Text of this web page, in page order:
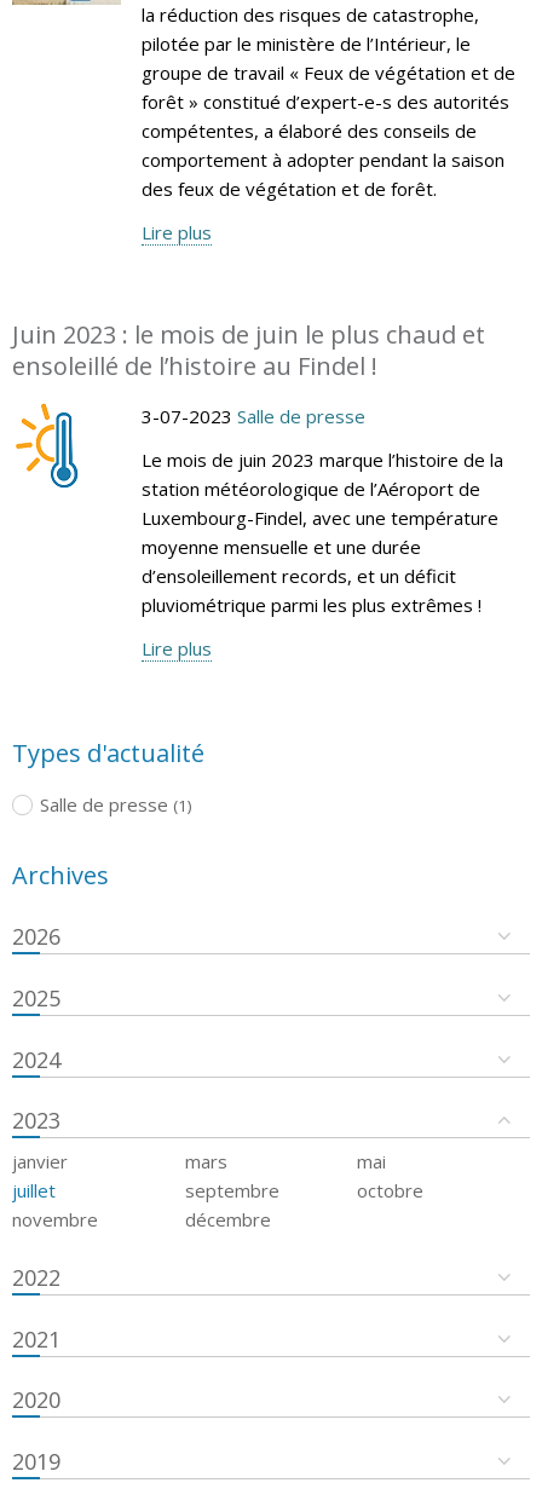
la réduction des risques de catastrophe,
pilotée par le ministère de l’Intérieur, le
groupe de travail « Feux de végétation et de
forêt » constitué d’expert-e-s des autorités
compétentes, a élaboré des conseils de
comportement à adopter pendant la saison
des feux de végétation et de forêt.
Lire plus
Juin 2023 : le mois de juin le plus chaud et
ensoleillé de l’histoire au Findel !
3-07-2023 Salle de presse
Le mois de juin 2023 marque l’histoire de la
station météorologique de l’Aéroport de
Luxembourg-Findel, avec une température
moyenne mensuelle et une durée
d’ensoleillement records, et un déficit
pluviométrique parmi les plus extrêmes !
Lire plus
Types d'actualité
Salle de presse (1)
Archives
2026
2025
2024
2023
janvier mars
mai
juillet
septembre
octobre
novembre
décembre
2022
2021
2020
2019